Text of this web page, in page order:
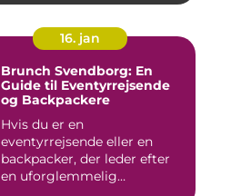
16. jan
Brunch Svendborg: En
Guide til Eventyrrejsende
og Backpackere
Hvis du er en
eventyrrejsende eller en
backpacker, der leder efter
en uforglemmelig